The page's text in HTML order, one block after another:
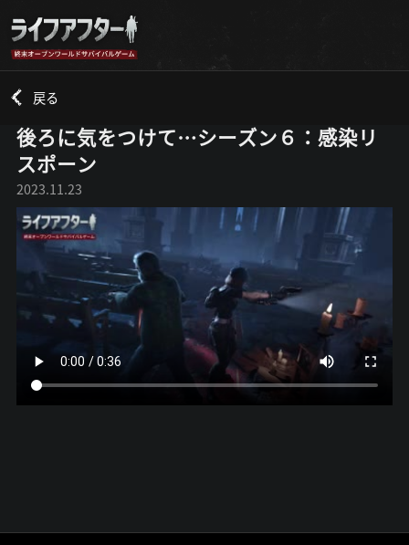
戻る
後ろに気をつけて…シーズン６：感染リ
スポーン
2023.11.23